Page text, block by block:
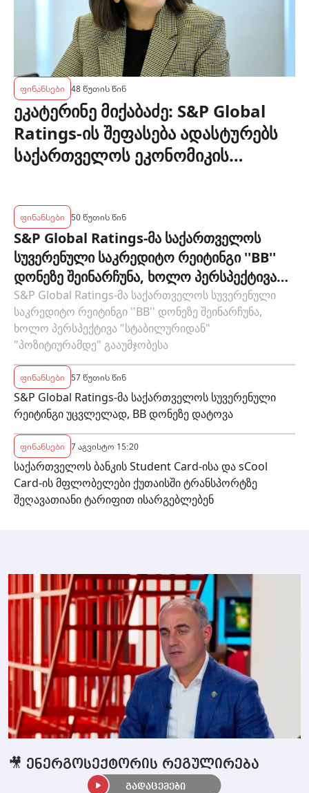
ფინანსები 48 წუთის წინ
ეკატერინე მიქაბაძე: S&P Global
Ratings-ის შეფასება ადასტურებს
საქართველოს ეკონომიკის
ბანკის პოლიტიკის ეფექტიანობას
ფინანსები 50 წუთის წინ
S&P Global Ratings-მა საქართველოს
სუვერენული საკრედიტო რეიტინგი ''BB''
დონეზე შეინარჩუნა, ხოლო პერსპექტივა
"სტაბილურიდან" "პოზიტიურამდე"
გააუმჯობესა
S&P Global Ratings-მა საქართველოს სუვერენული
საკრედიტო რეიტინგი ''BB'' დონეზე შეინარჩუნა,
ხოლო პერსპექტივა "სტაბილურიდან"
"პოზიტიურამდე" გააუმჯობესა
ფინანსები 57 წუთის წინ
S&P Global Ratings-მა საქართველოს სუვერენული
რეიტინგი უცვლელად, BB დონეზე დატოვა
ფინანსები 7 აგვისტო 15:20
საქართველოს ბანკის Student Card-ისა და sCool
Card-ის მფლობელები ქუთაისში ტრანსპორტზე
შეღავათიანი ტარიფით ისარგებლებენ
🎥 ენერგოსექტორის რეგულირება
გადაცემები